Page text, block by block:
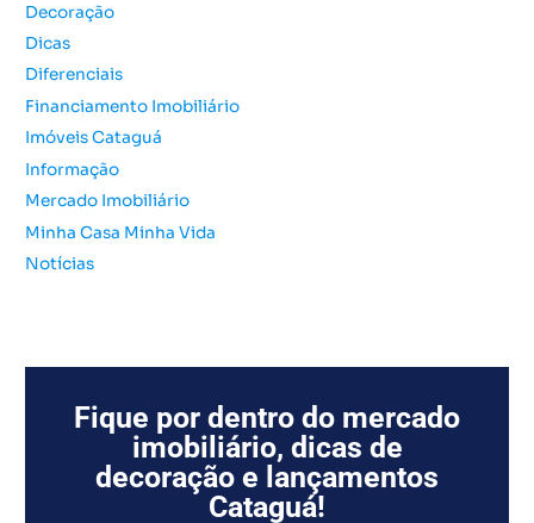
p
o
r
:
Decoração
Dicas
Diferenciais
Financiamento Imobiliário
Imóveis Cataguá
Informação
Mercado Imobiliário
Minha Casa Minha Vida
Notícias
Fique por dentro do mercado
imobiliário, dicas de
decoração e lançamentos
Cataguá!